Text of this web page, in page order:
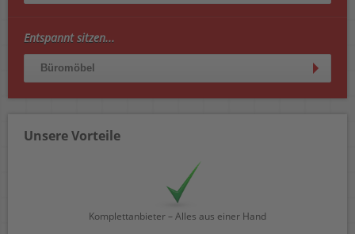
Entspannt sitzen...
Büromöbel
Unsere Vorteile
Komplettanbieter – Alles aus einer Hand